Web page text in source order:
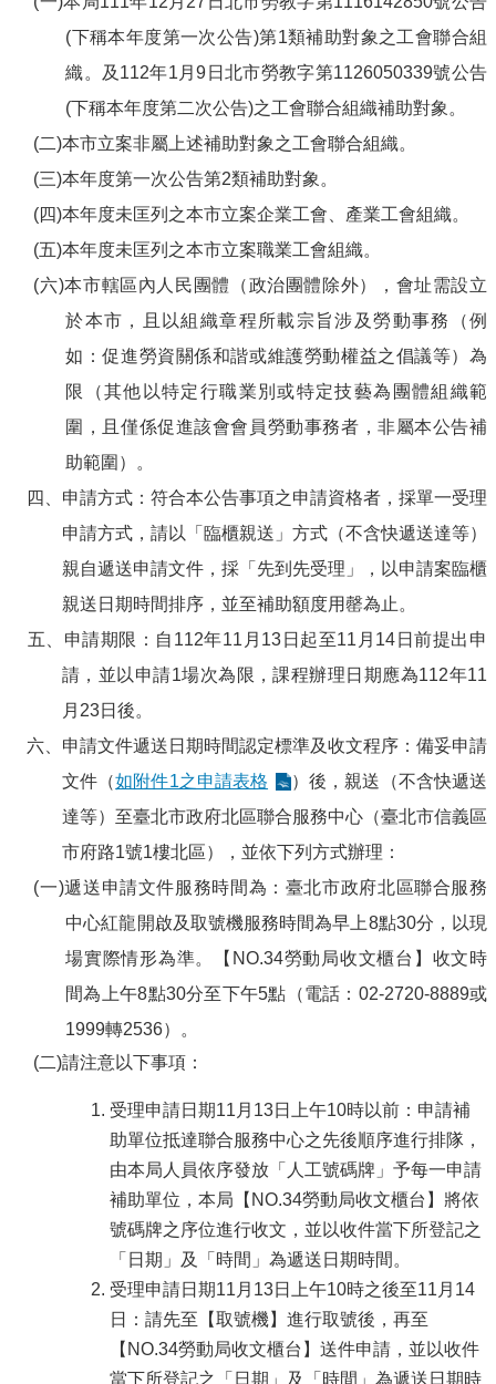
(下稱本年度第一次公告)第1類補助對象之工會聯合組
織。及112年1月9日北市勞教字第1126050339號公告
(下稱本年度第二次公告)之工會聯合組織補助對象。
(二)本市立案非屬上述補助對象之工會聯合組織。
(三)本年度第一次公告第2類補助對象。
(四)本年度未匡列之本市立案企業工會、產業工會組織。
(五)本年度未匡列之本市立案職業工會組織。
(六)本市轄區內人民團體（政治團體除外），會址需設立
於本市，且以組織章程所載宗旨涉及勞動事務（例
如：促進勞資關係和諧或維護勞動權益之倡議等）為
限（其他以特定行職業別或特定技藝為團體組織範
圍，且僅係促進該會會員勞動事務者，非屬本公告補
助範圍）。
四、申請方式：符合本公告事項之申請資格者，採單一受理
申請方式，請以「臨櫃親送」方式（不含快遞送達等）
親自遞送申請文件，採「先到先受理」，以申請案臨櫃
親送日期時間排序，並至補助額度用罄為止。
五、申請期限：自112年11月13日起至11月14日前提出申
請，並以申請1場次為限，課程辦理日期應為112年11
月23日後。
六、申請文件遞送日期時間認定標準及收文程序：備妥申請
文件（如附件1之申請表格
）後，親送（不含快遞送
達等）至臺北市政府北區聯合服務中心（臺北市信義區
市府路1號1樓北區），並依下列方式辦理：
(一)遞送申請文件服務時間為：臺北市政府北區聯合服務
中心紅龍開啟及取號機服務時間為早上8點30分，以現
場實際情形為準。【NO.34勞動局收文櫃台】收文時
間為上午8點30分至下午5點（電話：02-2720-8889或
1999轉2536）。
(二)請注意以下事項：
受理申請日期11月13日上午10時以前：申請補
助單位抵達聯合服務中心之先後順序進行排隊，
由本局人員依序發放「人工號碼牌」予每一申請
補助單位，本局【NO.34勞動局收文櫃台】將依
號碼牌之序位進行收文，並以收件當下所登記之
「日期」及「時間」為遞送日期時間。
受理申請日期11月13日上午10時之後至11月14
日：請先至【取號機】進行取號後，再至
【NO.34勞動局收文櫃台】送件申請，並以收件
當下所登記之「日期」及「時間」為遞送日期時